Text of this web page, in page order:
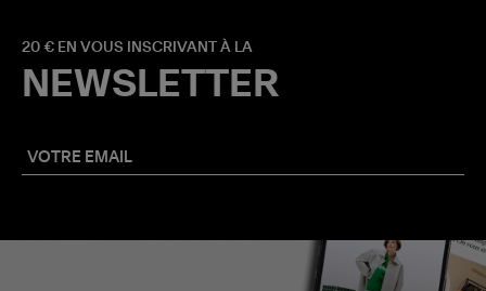
20 € EN VOUS INSCRIVANT À LA
NEWSLETTER